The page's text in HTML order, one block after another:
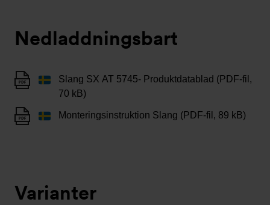
Nedladdningsbart
Slang SX AT 5745- Produktdatablad (PDF-fil,
70 kB)
Monteringsinstruktion Slang (PDF-fil, 89 kB)
Varianter